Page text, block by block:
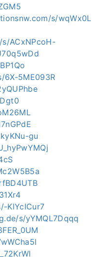
s/wqWx0L
ACxNPcoH-
5ME093R
gu
KlYcICur7
s/yYMQL7Dqqq